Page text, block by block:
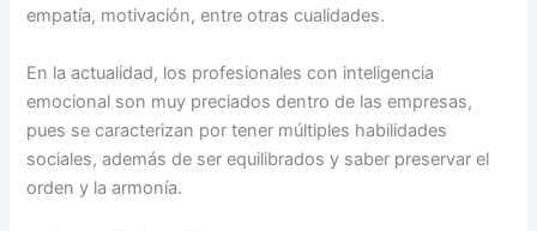
empatía, motivación, entre otras cualidades.
En la actualidad, los profesionales con inteligencia
emocional son muy preciados dentro de las empresas,
pues se caracterizan por tener múltiples habilidades
sociales, además de ser equilibrados y saber preservar el
orden y la armonía.